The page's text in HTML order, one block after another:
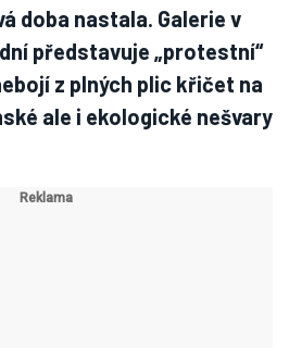
doba nastala. Galerie v
představuje „protestní“
z plných plic křičet na
ale i ekologické nešvary